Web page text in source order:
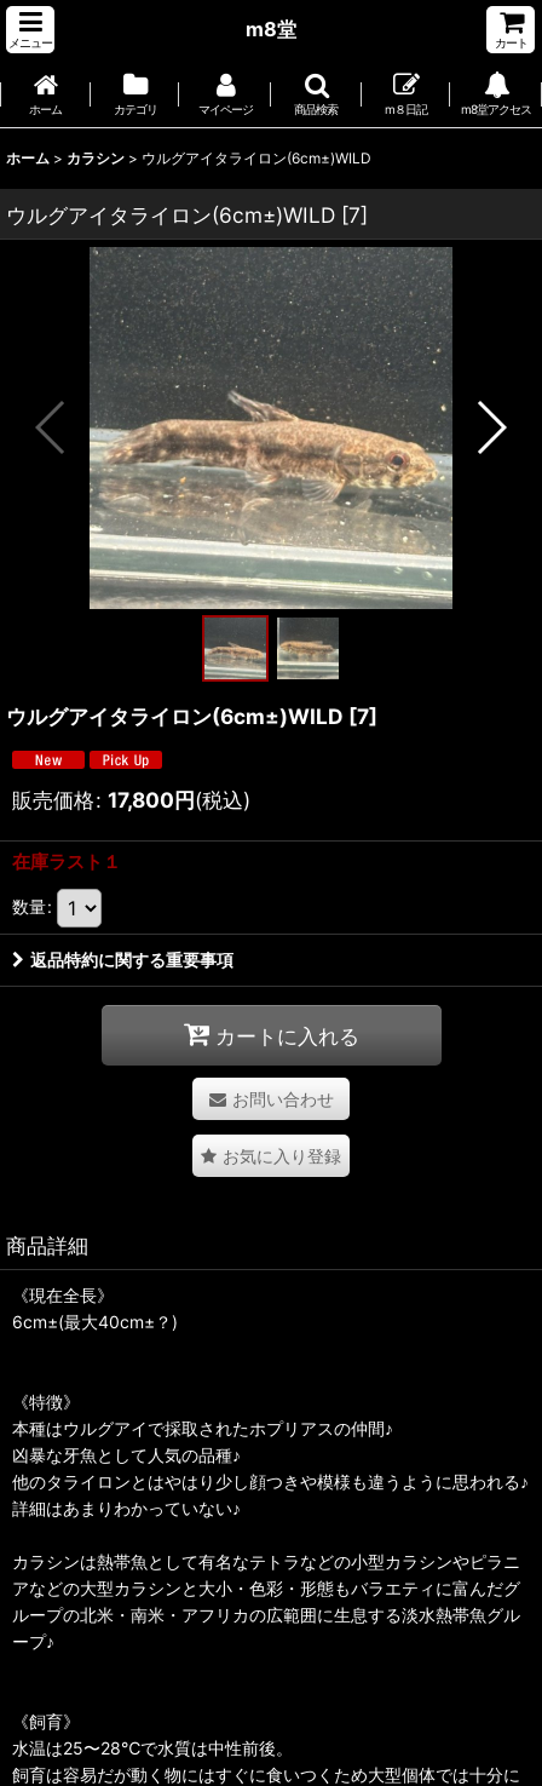
メニュー
m8堂
カート
ホーム カテゴリ マイページ 商品検索 m８日記 m8堂アクセス
ホーム > カラシン > ウルグアイタライロン(6cm±)WILD
ウルグアイタライロン(6cm±)WILD [7]
ウルグアイタライロン(6cm±)WILD [7]
販売価格: 17,800円(税込)
在庫ラスト１
数量:
返品特約に関する重要事項
カートに入れる
お問い合わせ
お気に入り登録
商品詳細
《現在全長》
6cm±(最大40cm±？)
《特徴》
本種はウルグアイで採取されたホプリアスの仲間♪
凶暴な牙魚として人気の品種♪
他のタライロンとはやはり少し顔つきや模様も違うように思われる♪
詳細はあまりわかっていない♪
カラシンは熱帯魚として有名なテトラなどの小型カラシンやピラニ
アなどの大型カラシンと大小・色彩・形態もバラエティに富んだグ
ループの北米・南米・アフリカの広範囲に生息する淡水熱帯魚グル
ープ♪
《飼育》
水温は25〜28℃で水質は中性前後。
飼育は容易だが動く物にはすぐに食いつくため大型個体では十分に